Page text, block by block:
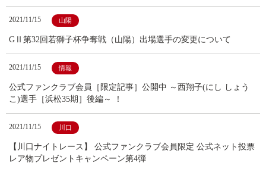
2021/11/15 山陽
GⅡ第32回若獅子杯争奪戦（山陽）出場選手の変更について
2021/11/15 情報
公式ファンクラブ会員［限定記事］公開中 ～西翔子(にし しょう
こ)選手［浜松35期］後編～ ！
2021/11/15 川口
【川口ナイトレース】 公式ファンクラブ会員限定 公式ネット投票
レア物プレゼントキャンペーン第4弾